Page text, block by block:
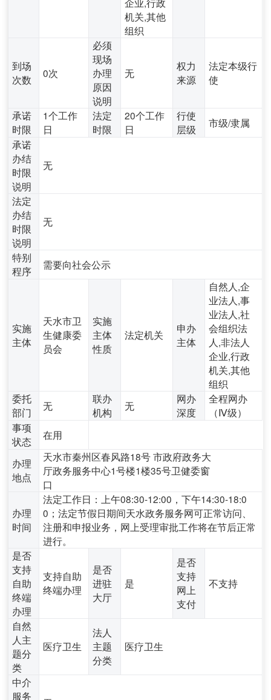
机关,其他
组织
到场
次数
0次
必须
现场
办理
原因
说明
无
权力
来源
法定本级行
使
承诺
时限
1个工作
日
法定
时限
20个工作
日
行使
层级
市级/隶属
承诺
办结
时限
说明
无
法定
办结
时限
说明
无
特别
程序
需要向社会公示
实施
主体
天水市卫
生健康委
员会
实施
主体
性质
法定机关
申办
主体
自然人,企
业法人,事
业法人,社
会组织法
人,非法人
企业,行政
机关,其他
组织
委托
部门
无
联办
机构
无
网办
深度
全程网办
（Ⅳ级）
事项
状态
在用
办理
地点
天水市秦州区春风路18号 市政府政务大
厅政务服务中心1号楼1楼35号卫健委窗
口
办理
时间
法定工作日：上午08:30-12:00，下午14:30-18:0
0；法定节假日期间天水政务服务网可正常访问、
注册和申报业务，网上受理审批工作将在节后正常
进行。
是否
支持
自助
终端
办理
支持自助
终端办理
是否
进驻
大厅
是
是否
支持
网上
支付
不支持
自然
人主
题分
类
医疗卫生
法人
主题
分类
医疗卫生
中介
服务